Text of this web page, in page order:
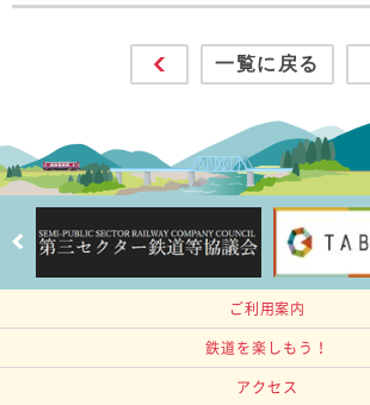
一覧に戻る
ご利用案内
鉄道を楽しもう！
アクセス